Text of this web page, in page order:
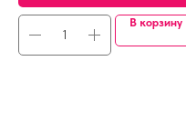
В корзину